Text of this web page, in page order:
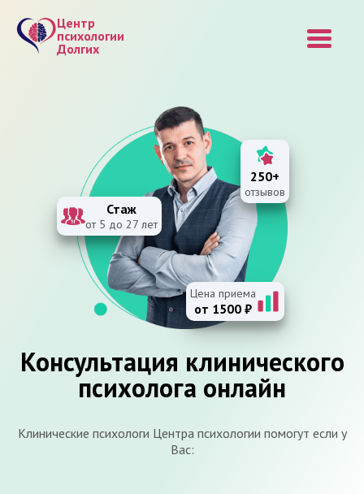
Центр
психологии
Долгих
Консультация клинического
психолога онлайн
Клинические психологи Центра психологии помогут если у
Вас:
Стаж
от 5 до 27 лет
250+
отзывов
Цена приема
от 1500 ₽